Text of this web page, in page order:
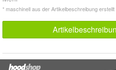
* maschinell aus der Artikelbeschreibung erstellt